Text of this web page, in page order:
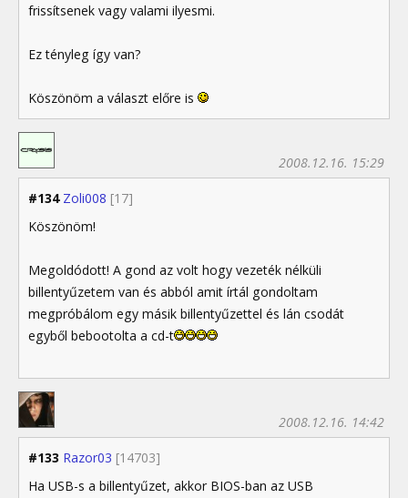
frissítsenek vagy valami ilyesmi.
Ez tényleg így van?
Köszönöm a választ előre is
#134 Zoli008 [17]
2008.12.16. 15:29
Köszönöm!
Megoldódott! A gond az volt hogy vezeték nélküli
billentyűzetem van és abból amit írtál gondoltam
megpróbálom egy másik billentyűzettel és lán csodát
egyből bebootolta a cd-t
#133 Razor03 [14703]
2008.12.16. 14:42
Ha USB-s a billentyűzet, akkor BIOS-ban az USB